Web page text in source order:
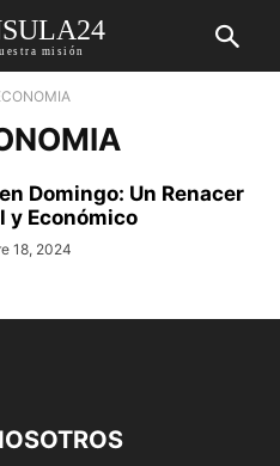
misión
Domingo: Un Renacer
y Económico
18, 2024